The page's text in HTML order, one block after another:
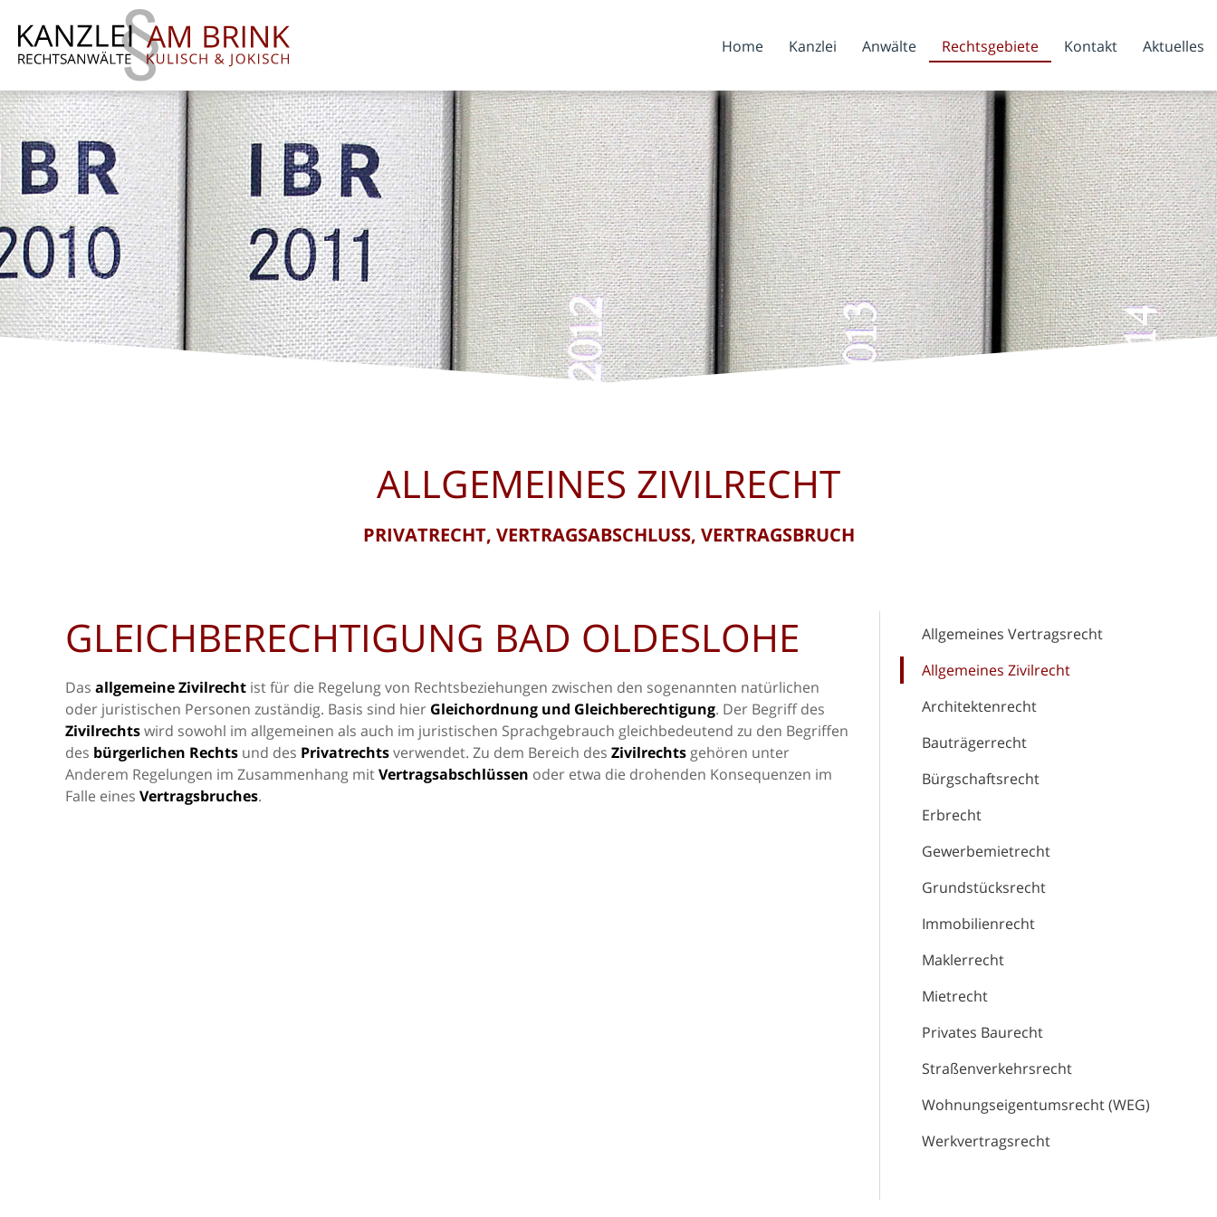
Home Kanzlei Anwälte Rechtsgebiete Kontakt Aktuelles
ALLGEMEINES ZIVILRECHT
PRIVATRECHT, VERTRAGSABSCHLUSS, VERTRAGSBRUCH
Allgemeines Vertragsrecht
Allgemeines Zivilrecht
Architektenrecht
Bauträgerrecht
Bürgschaftsrecht
Erbrecht
Gewerbemietrecht
Grundstücksrecht
Immobilienrecht
Maklerrecht
Mietrecht
Privates Baurecht
Straßenverkehrsrecht
Wohnungseigentumsrecht (WEG)
Werkvertragsrecht
GLEICHBERECHTIGUNG BAD OLDESLOHE
Das allgemeine Zivilrecht ist für die Regelung von Rechtsbeziehungen zwischen den sogenannten natürlichen
oder juristischen Personen zuständig. Basis sind hier Gleichordnung und Gleichberechtigung. Der Begriff des
Zivilrechtswird sowohl im allgemeinen als auch im juristischen Sprachgebrauch gleichbedeutend zu den Begriffen
des bürgerlichen Rechts und des Privatrechtsverwendet. Zu dem Bereich des Zivilrechts gehören unter
Anderem Regelungen im Zusammenhang mitVertragsabschlüssen oder etwa die drohenden Konsequenzen im
Falle eines Vertragsbruches.